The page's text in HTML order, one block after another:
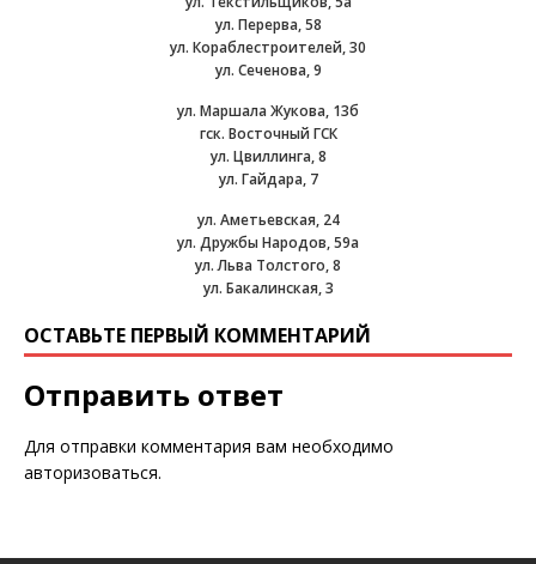
ул. Перерва, 58
ул. Кораблестроителей, 30
ул. Сеченова, 9
ул. Маршала Жукова, 13б
гск. Восточный ГСК
ул. Цвиллинга, 8
ул. Гайдара, 7
ул. Аметьевская, 24
ул. Дружбы Народов, 59а
ул. Льва Толстого, 8
ул. Бакалинская, 3
ОСТАВЬТЕ ПЕРВЫЙ КОММЕНТАРИЙ
Отправить ответ
Для отправки комментария вам необходимо
авторизоваться.